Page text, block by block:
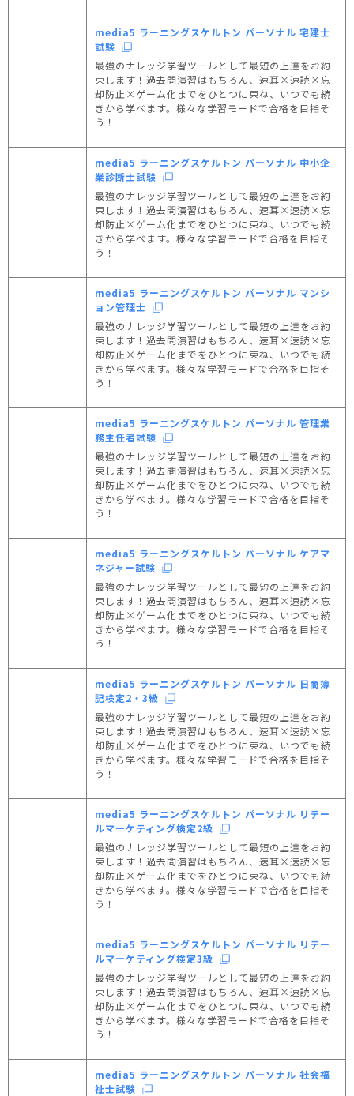
media5 ラーニングスケルトン パーソナル 宅建士
試験
最強のナレッジ学習ツールとして最短の上達をお約
束します！過去問演習はもちろん、速耳×速読×忘
却防止×ゲーム化までをひとつに束ね、いつでも続
きから学べます。様々な学習モードで合格を目指そ
う！
media5 ラーニングスケルトン パーソナル 中小企
業診断士試験
最強のナレッジ学習ツールとして最短の上達をお約
束します！過去問演習はもちろん、速耳×速読×忘
却防止×ゲーム化までをひとつに束ね、いつでも続
きから学べます。様々な学習モードで合格を目指そ
う！
media5 ラーニングスケルトン パーソナル マンシ
ョン管理士
最強のナレッジ学習ツールとして最短の上達をお約
束します！過去問演習はもちろん、速耳×速読×忘
却防止×ゲーム化までをひとつに束ね、いつでも続
きから学べます。様々な学習モードで合格を目指そ
う！
media5 ラーニングスケルトン パーソナル 管理業
務主任者試験
最強のナレッジ学習ツールとして最短の上達をお約
束します！過去問演習はもちろん、速耳×速読×忘
却防止×ゲーム化までをひとつに束ね、いつでも続
きから学べます。様々な学習モードで合格を目指そ
う！
media5 ラーニングスケルトン パーソナル ケアマ
ネジャー試験
最強のナレッジ学習ツールとして最短の上達をお約
束します！過去問演習はもちろん、速耳×速読×忘
却防止×ゲーム化までをひとつに束ね、いつでも続
きから学べます。様々な学習モードで合格を目指そ
う！
media5 ラーニングスケルトン パーソナル 日商簿
記検定2・3級
最強のナレッジ学習ツールとして最短の上達をお約
束します！過去問演習はもちろん、速耳×速読×忘
却防止×ゲーム化までをひとつに束ね、いつでも続
きから学べます。様々な学習モードで合格を目指そ
う！
media5 ラーニングスケルトン パーソナル リテー
ルマーケティング検定2級
最強のナレッジ学習ツールとして最短の上達をお約
束します！過去問演習はもちろん、速耳×速読×忘
却防止×ゲーム化までをひとつに束ね、いつでも続
きから学べます。様々な学習モードで合格を目指そ
う！
media5 ラーニングスケルトン パーソナル リテー
ルマーケティング検定3級
最強のナレッジ学習ツールとして最短の上達をお約
束します！過去問演習はもちろん、速耳×速読×忘
却防止×ゲーム化までをひとつに束ね、いつでも続
きから学べます。様々な学習モードで合格を目指そ
う！
media5 ラーニングスケルトン パーソナル 社会福
祉士試験